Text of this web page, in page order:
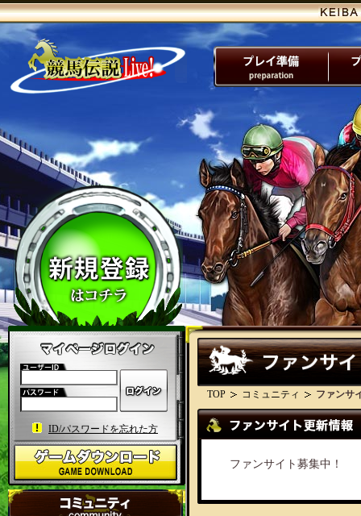
TOP コミュニティ ファンサ
ファンサイト募集中！
ID/パスワードを忘れた方